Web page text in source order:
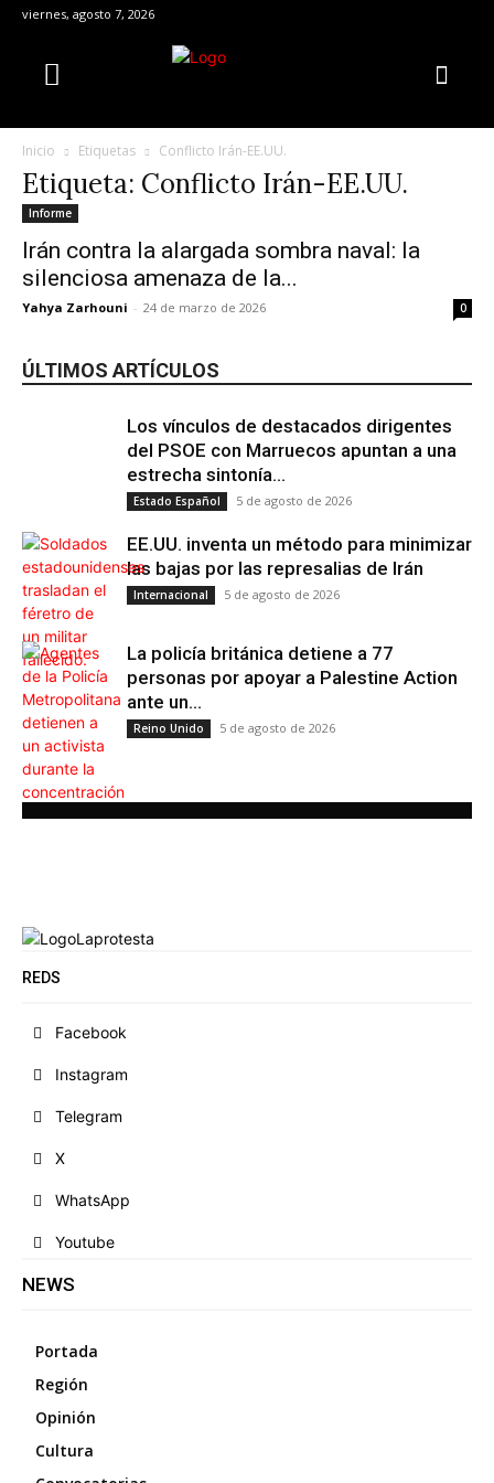
viernes, agosto 7, 2026
Inicio Etiquetas Conflicto Irán-EE.UU.
Etiqueta: Conflicto Irán-EE.UU.
Informe
Irán contra la alargada sombra naval: la
silenciosa amenaza de la...
Yahya Zarhouni - 24 de marzo de 2026 0
ÚLTIMOS ARTÍCULOS
Los vínculos de destacados dirigentes
del PSOE con Marruecos apuntan a una
estrecha sintonía...
Estado Español 5 de agosto de 2026
EE.UU. inventa un método para minimizar
las bajas por las represalias de Irán
Internacional 5 de agosto de 2026
La policía británica detiene a 77
personas por apoyar a Palestine Action
ante un...
Reino Unido 5 de agosto de 2026
REDS
Facebook
Instagram
Telegram
X
WhatsApp
Youtube
NEWS
Portada
Región
Opinión
Cultura